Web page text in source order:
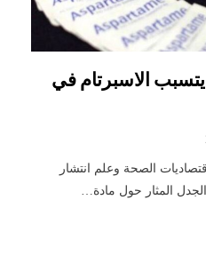
الاسبرتام في
الصحة وعلم انتشار
الجدل المثار حول مادة…